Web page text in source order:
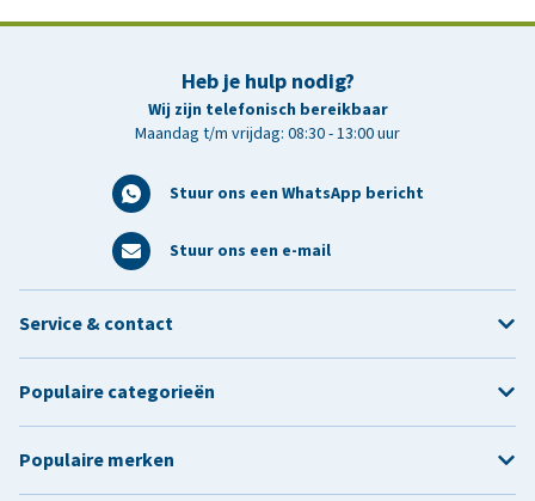
Heb je hulp nodig?
Wij zijn telefonisch bereikbaar
Maandag t/m vrijdag: 08:30 - 13:00 uur
Stuur ons een WhatsApp bericht
Stuur ons een e-mail
Service & contact
Populaire categorieën
Populaire merken